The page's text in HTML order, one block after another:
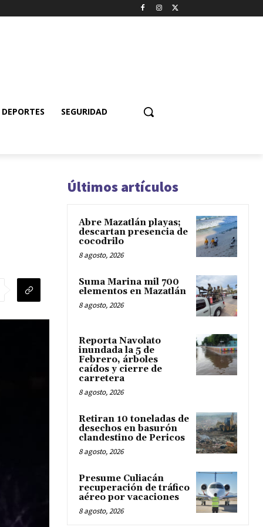
DEPORTES SEGURIDAD
Últimos artículos
Abre Mazatlán playas;
descartan presencia de
cocodrilo
8 agosto, 2026
Suma Marina mil 700
elementos en Mazatlán
8 agosto, 2026
Reporta Navolato
inundada la 5 de
Febrero, árboles
caídos y cierre de
carretera
8 agosto, 2026
Retiran 10 toneladas de
desechos en basurón
clandestino de Pericos
8 agosto, 2026
Presume Culiacán
recuperación de tráfico
aéreo por vacaciones
8 agosto, 2026